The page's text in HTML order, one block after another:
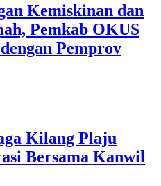
Kemiskinan dan
Pemkab OKUS
Pemprov
Kilang Plaju
Bersama Kanwil